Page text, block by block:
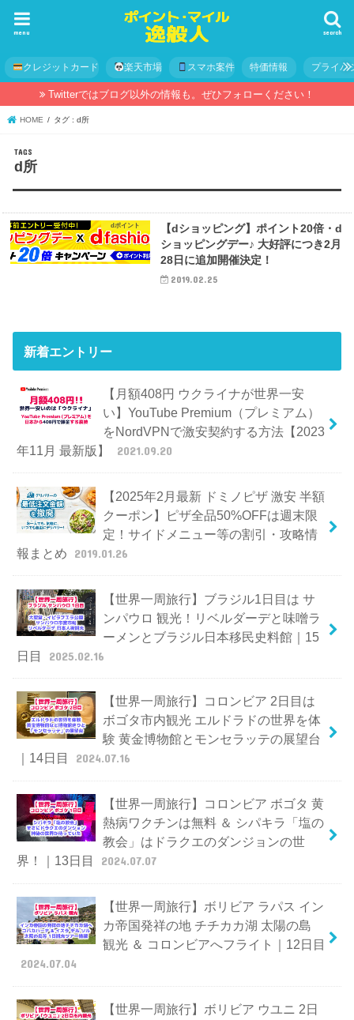
search
menu
クレジットカード 楽天市場 スマホ案件 特価情報 プライバ
Twitterではブログ以外の情報も。ぜひフォローください！
HOME タグ : d所
d所
dポイント
【dショッピング】ポイント20倍・d
ショッピングデー♪ 大好評につき2月
28日に追加開催決定！
2019.02.25
新着エントリー
【月額408円 ウクライナが世界一安
い】YouTube Premium（プレミアム）
をNordVPNで激安契約する方法【2023
年11月 最新版】
2021.09.20
【2025年2月最新 ドミノピザ 激安 半額
クーポン】ピザ全品50%OFFは週末限
定！サイドメニュー等の割引・攻略情
報まとめ
2019.01.26
【世界一周旅行】ブラジル1日目は サ
ンパウロ 観光！リベルダーデと味噌ラ
ーメンとブラジル日本移民史料館｜15
日目
2025.02.16
【世界一周旅行】コロンビア 2日目は
ボゴタ市内観光 エルドラドの世界を体
験 黄金博物館とモンセラッテの展望台
｜14日目
2024.07.16
【世界一周旅行】コロンビア ボゴタ 黄
熱病ワクチンは無料 ＆ シパキラ「塩の
教会」はドラクエのダンジョンの世
界！｜13日目
2024.07.07
【世界一周旅行】ボリビア ラパス イン
カ帝国発祥の地 チチカカ湖 太陽の島
観光 ＆ コロンビアへフライト｜12日目
2024.07.04
【世界一周旅行】ボリビア ウユニ 2日